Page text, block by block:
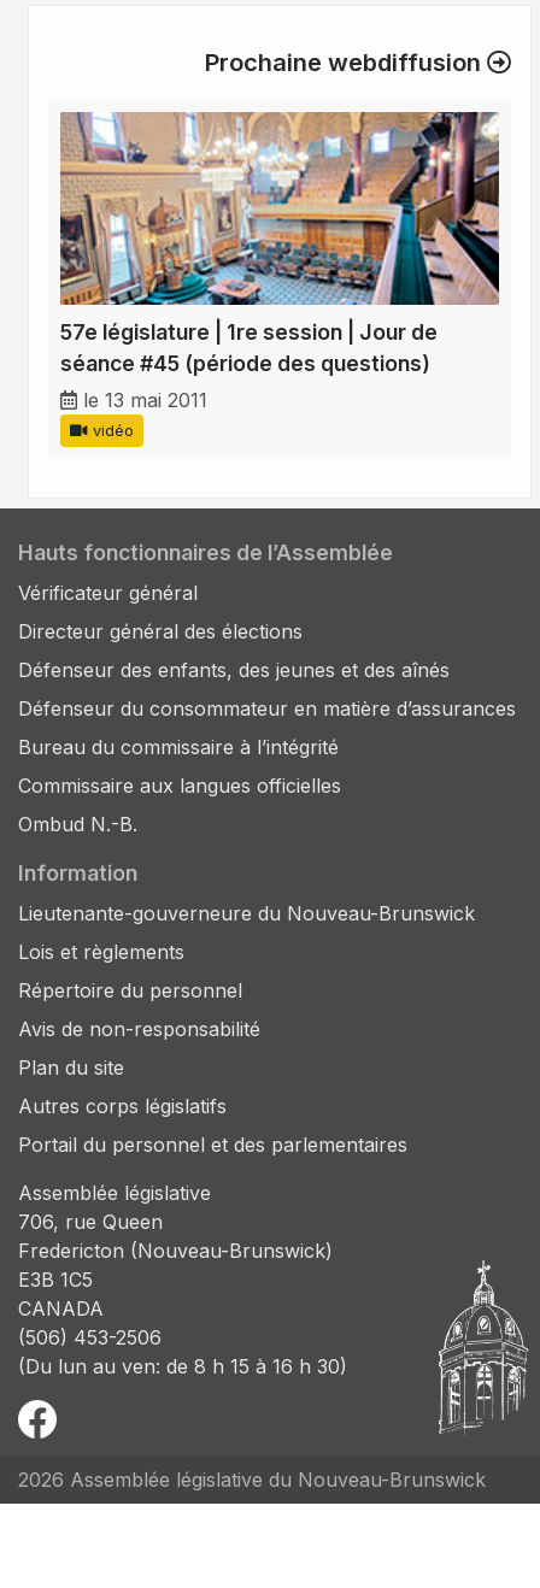
Prochaine webdiffusion
57e législature | 1re session | Jour de
séance #45 (période des questions)
le 13 mai 2011
vidéo
Hauts fonctionnaires de l’Assemblée
Vérificateur général
Directeur général des élections
Défenseur des enfants, des jeunes et des aînés
Défenseur du consommateur en matière d’assurances
Bureau du commissaire à l’intégrité
Commissaire aux langues officielles
Ombud N.-B.
Information
Lieutenante-gouverneure du Nouveau-Brunswick
Lois et règlements
Répertoire du personnel
Avis de non-responsabilité
Plan du site
Autres corps législatifs
Portail du personnel et des parlementaires
Assemblée législative
706, rue Queen
Fredericton (Nouveau-Brunswick)
E3B 1C5
CANADA
(506) 453-2506
(Du lun au ven: de 8 h 15 à 16 h 30)
2026 Assemblée législative du Nouveau-Brunswick